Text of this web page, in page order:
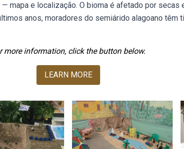
mapa e localização. O bioma é afetado por secas
anos, moradores do semiárido alagoano têm
more information, click the button below.
LEARN MORE